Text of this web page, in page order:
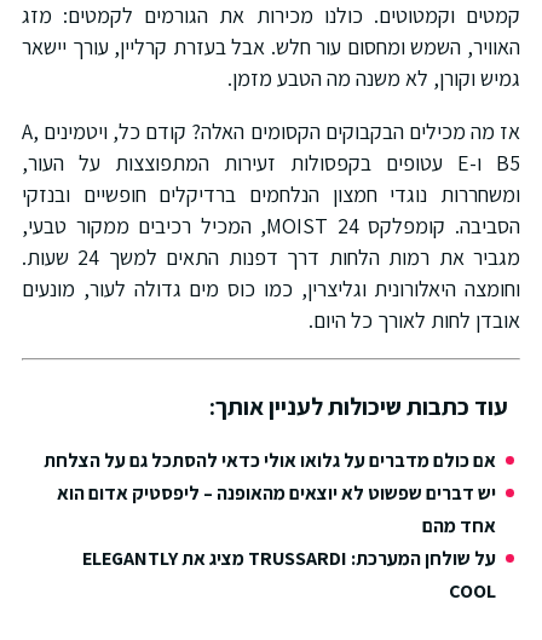
קמטים וקמטוטים. כולנו מכירות את הגורמים לקמטים: מזג
האוויר, השמש ומחסום עור חלש. אבל בעזרת קרליין, עורך יישאר
גמיש וקורן, לא משנה מה הטבע מזמן.
אז מה מכילים הבקבוקים הקסומים האלה? קודם כל, ויטמינים A,
B5 ו-E עטופים בקפסולות זעירות המתפוצצות על העור,
ומשחררות נוגדי חמצון הנלחמים ברדיקלים חופשיים ובנזקי
הסביבה. קומפלקס MOIST 24, המכיל רכיבים ממקור טבעי,
מגביר את רמות הלחות דרך דפנות התאים למשך 24 שעות.
וחומצה היאלורונית וגליצרין, כמו כוס מים גדולה לעור, מונעים
אובדן לחות לאורך כל היום.
עוד כתבות שיכולות לעניין אותך:
אם כולם מדברים על גלואו אולי כדאי להסתכל גם על הצלחת
יש דברים שפשוט לא יוצאים מהאופנה – ליפסטיק אדום הוא
אחד מהם
על שולחן המערכת: TRUSSARDI מציג את ELEGANTLY
COOL